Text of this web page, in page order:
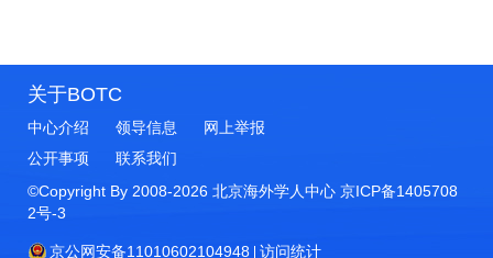
关于BOTC
中心介绍 领导信息
网上举报
公开事项
联系我们
©Copyright By 2008-2026 北京海外学人中心 京ICP备1405708
2号-3
京公网安备11010602104948 访问统计